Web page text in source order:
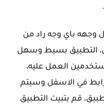
وجهه باي وجه راد من
التطبيق بسيط وسهل
العمل عليه،
في الاسفل وسيتم
قم بتبيت التطبيق